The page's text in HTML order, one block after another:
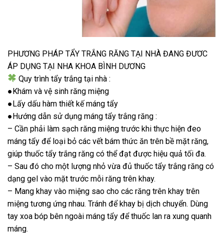
PHƯƠNG PHÁP TẨY TRẮNG RĂNG TẠI NHÀ ĐANG ĐƯƠC
ÁP DỤNG TẠI NHA KHOA BÌNH DƯƠNG
Quy trình tẩy trắng tại nhà :
●Khám và vệ sinh răng miệng
●Lấy dấu hàm thiết kế máng tẩy
●Hướng dẫn sử dụng máng tẩy trắng răng :
– Cần phải làm sạch răng miệng trước khi thực hiện đeo
máng tẩy để loại bỏ các vết bám thức ăn trên bề mặt răng,
giúp thuốc tẩy trắng răng có thể đạt được hiệu quả tối đa.
– Sau đó cho một lượng nhỏ vừa đủ thuốc tẩy trắng răng có
dạng gel vào mặt trước mỗi răng trên khay.
– Mang khay vào miệng sao cho các răng trên khay trên
miệng tương ứng nhau. Tránh để khay bị dịch chuyển. Dùng
tay xoa bóp bên ngoài máng tẩy để thuốc lan ra xung quanh
máng.